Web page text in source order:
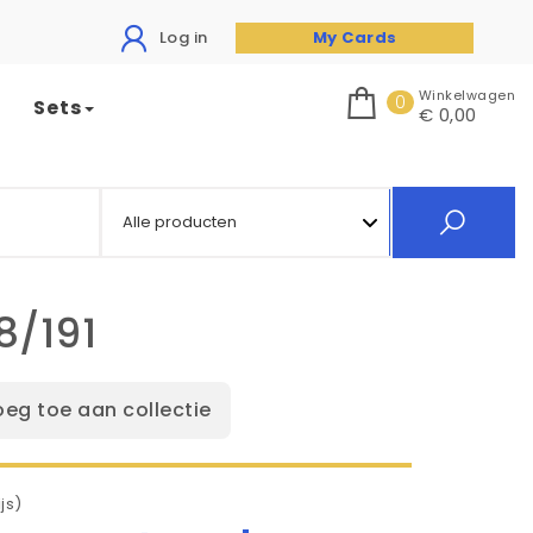
Log in My Cards
Sets 0 Winkelwagen
€ 0,00
191
toe aan collectie